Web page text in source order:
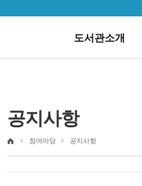
도서관소개
공지사항
참여마당 공지사항